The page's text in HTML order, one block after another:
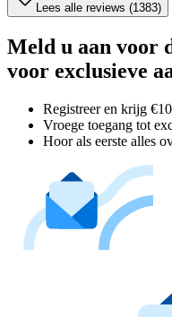
Lees alle reviews (1383)
Meld u aan voor
voor exclusieve
Registreer en krijg
Vroege toegang tot
Hoor als eerste alles